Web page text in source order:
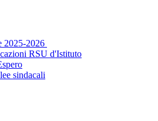
2025-2026
RSU d'Istituto
sindacali